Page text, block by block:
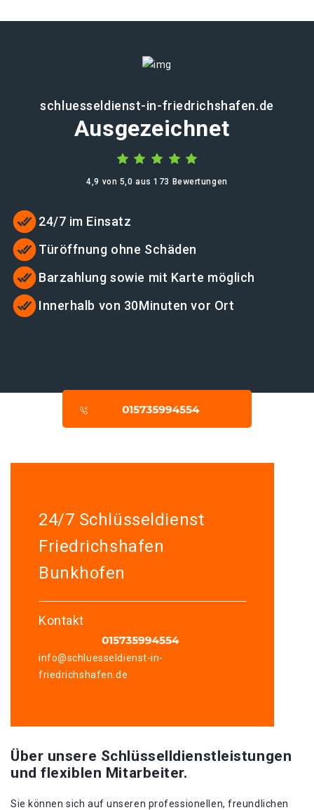
schluesseldienst-in-friedrichshafen.de
Ausgezeichnet
4,9 von 5,0 aus 173 Bewertungen
24/7 im Einsatz
Türöffnung ohne Schäden
Barzahlung sowie mit Karte möglich
Innerhalb von 30Minuten vor Ort
24/7 Schlüsseldienst
Friedrichshafen
Bunkhofen
Kontakt
info@schluesseldienst-in-
friedrichshafen.de
Über unsere Schlüsselldienstleistungen
und flexiblen Mitarbeiter.
Sie können sich auf unseren professionellen, freundlichen